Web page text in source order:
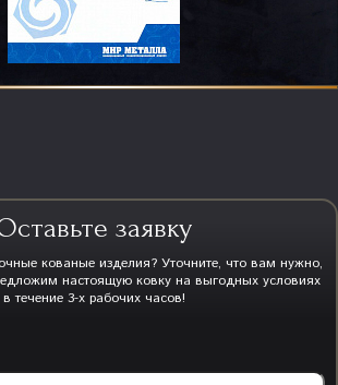
заявку
кованые изделия? Уточните, что вам нужно,
настоящую ковку на выгодных условиях
в течение 3-х рабочих часов!